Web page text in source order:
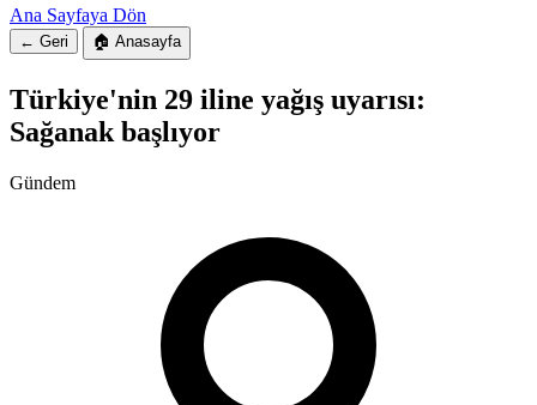
Ana Sayfaya Dön
← Geri 🏠 Anasayfa
Türkiye'nin 29 iline yağış uyarısı:
Sağanak başlıyor
Gündem